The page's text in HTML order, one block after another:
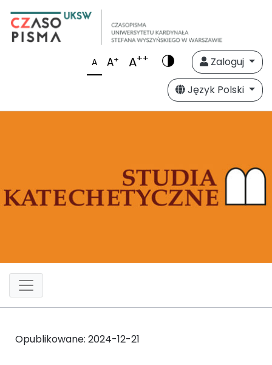
A A+ A++
Zaloguj
Język Polski
Opublikowane: 2024-12-21